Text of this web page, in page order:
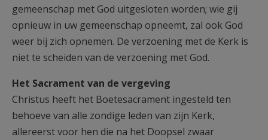
gemeenschap met God uitgesloten worden; wie gij
opnieuw in uw gemeenschap opneemt, zal ook God
weer bij zich opnemen. De verzoening met de Kerk is
niet te scheiden van de verzoening met God.
Het Sacrament van de vergeving
Christus heeft het Boetesacrament ingesteld ten
behoeve van alle zondige leden van zijn Kerk,
allereerst voor hen die na het Doopsel zwaar